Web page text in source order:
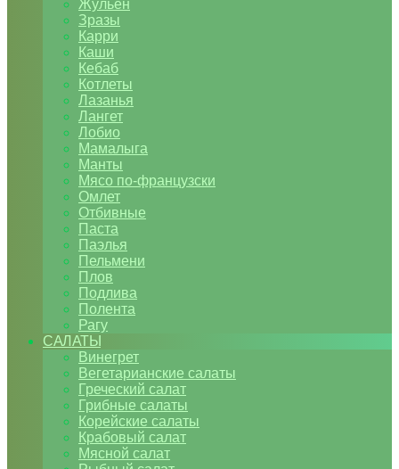
Жульен
Зразы
Карри
Каши
Кебаб
Котлеты
Лазанья
Лангет
Лобио
Мамалыга
Манты
Мясо по-французски
Омлет
Отбивные
Паста
Паэлья
Пельмени
Плов
Подлива
Полента
Рагу
САЛАТЫ
Винегрет
Вегетарианские салаты
Греческий салат
Грибные салаты
Корейские салаты
Крабовый салат
Мясной салат